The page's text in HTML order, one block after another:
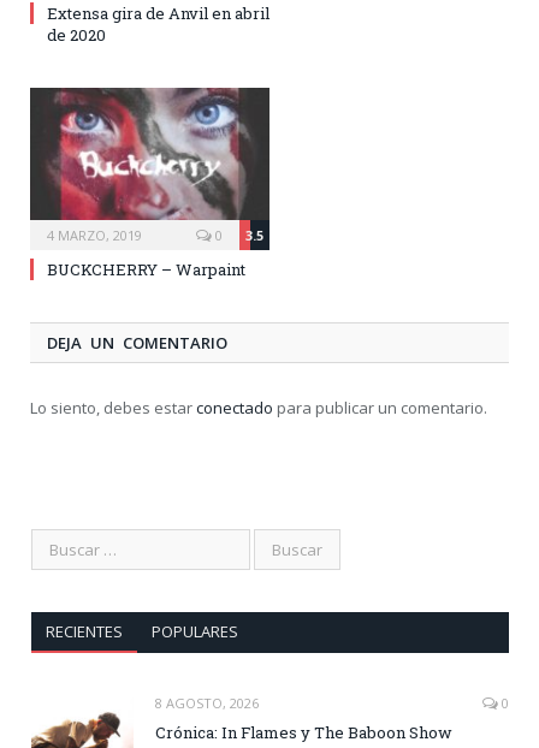
Extensa gira de Anvil en abril
de 2020
4 MARZO, 2019 3.5
0
BUCKCHERRY – Warpaint
DEJA UN COMENTARIO
Lo siento, debes estarconectado para publicar un comentario.
RECIENTES POPULARES
8 AGOSTO, 2026 0
Crónica: In Flames y The Baboon Show